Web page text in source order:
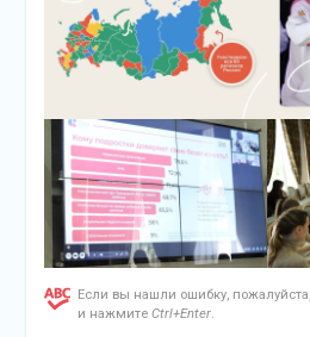
Если вы нашли ошибку,
и нажмите Ctrl+Enter.